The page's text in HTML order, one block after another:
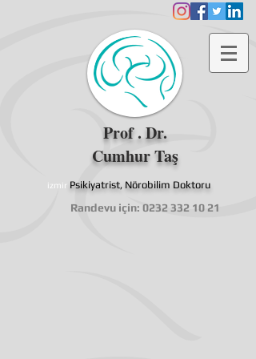
Prof . Dr.
Cumhur Taş
izmir Psikiyatrist, Nörobilim Doktoru
Randevu için: 0232 332 10 21